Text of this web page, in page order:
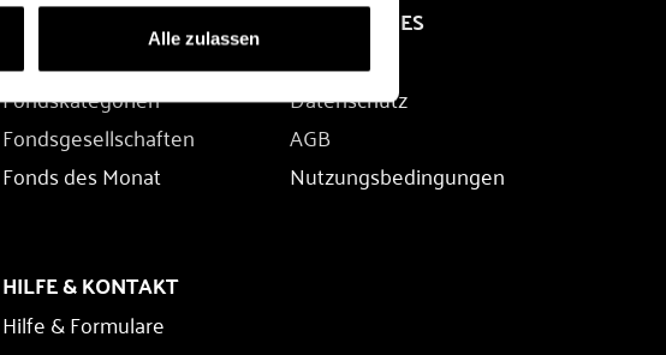
Alle zulassen
FONDS
Fondssuche
Fondskategorien
Fondsgesellschaften
Fonds des Monat
RECHTLICHES
Impressum
Datenschutz
AGB
Nutzungsbedingungen
HILFE & KONTAKT
Hilfe & Formulare